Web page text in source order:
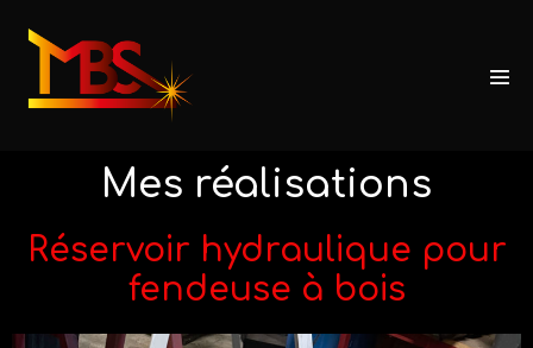
Mes réalisations
Réservoir hydraulique pour
fendeuse à bois